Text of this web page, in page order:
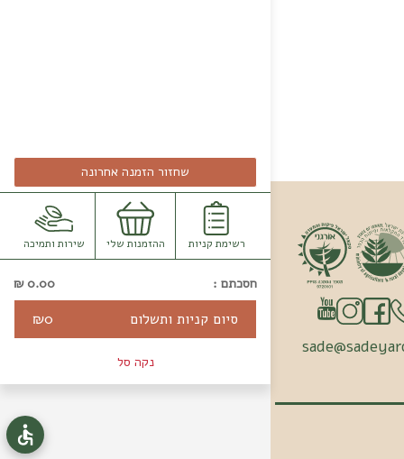
שירות ותמיכה ההזמנות שלי רשימת קניות
שחזור הזמנה אחרונה
חסכתם : 0.00
₪
סיום קניות ותשלום ₪0
נקה סל